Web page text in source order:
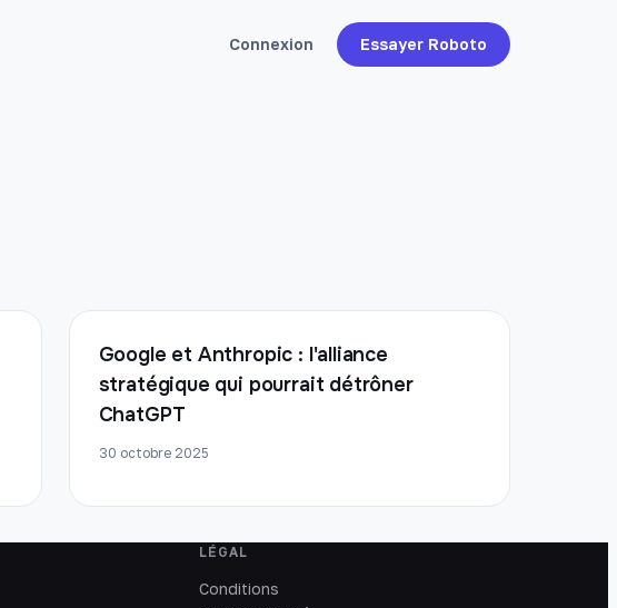
Connexion Essayer Roboto
Google et Anthropic : l'alliance
stratégique qui pourrait détrôner
ChatGPT
30 octobre 2025
LÉGAL
Conditions